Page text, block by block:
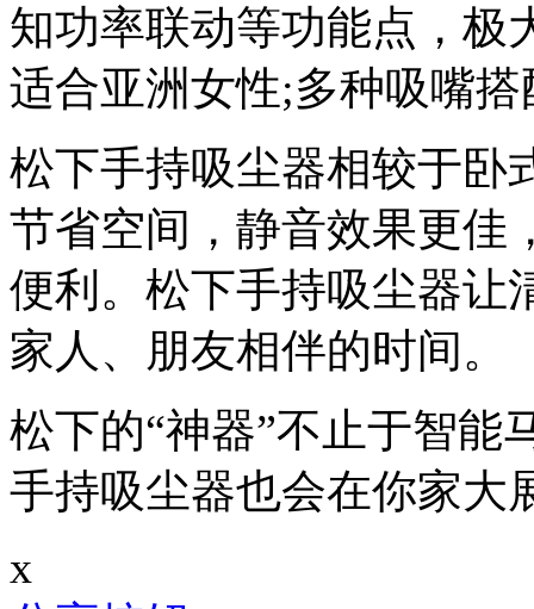
知功率联动等功能点，极
适合亚洲女性;多种吸嘴
松下手持吸尘器相较于卧
节省空间，静音效果更佳
便利。松下手持吸尘器让
家人、朋友相伴的时间。
松下的“神器”不止于智能
手持吸尘器也会在你家大
x